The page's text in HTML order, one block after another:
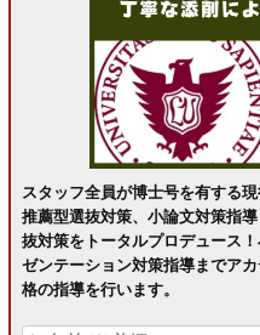
スタッフ全員が博士号を有する
推薦型選抜対策、小論文対策指
抜対策をトータルプロデュース
ゼンテーション対策指導までア
格の指導を行います。